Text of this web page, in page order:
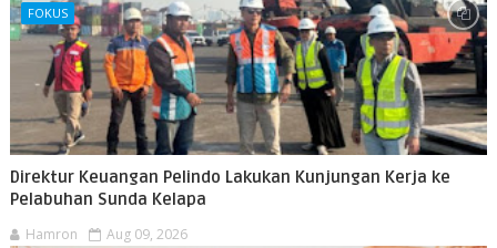
FOKUS
Direktur Keuangan Pelindo Lakukan Kunjungan Kerja ke
Pelabuhan Sunda Kelapa
Hamron Aug 09, 2026